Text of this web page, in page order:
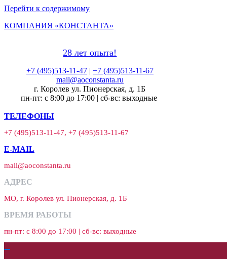
Перейти к содержимому
КОМПАНИЯ «КОНСТАНТА»
28 лет опыта!
+7 (495)513-11-47| +7 (495)513-11-67
mail@aoconstanta.ru
г. Королев ул. Пионерская, д. 1Б
пн-пт: с 8:00 до 17:00 | сб-вс: выходные
ТЕЛЕФОНЫ
+7 (495)513-11-47, +7 (495)513-11-67
E-MAIL
mail@aoconstanta.ru
АДРЕС
МО, г. Королев ул. Пионерская, д. 1Б
ВРЕМЯ РАБОТЫ
пн-пт: с 8:00 до 17:00 | сб-вс: выходные